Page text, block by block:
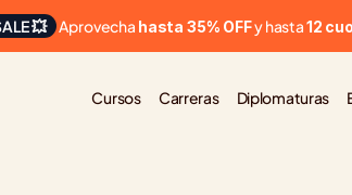
💥 Aprovecha hasta 35% OFF y hasta 12
Cursos Carreras Diplomaturas